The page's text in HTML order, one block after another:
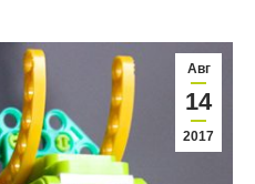
Авг
14
2017